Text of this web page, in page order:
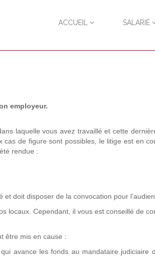
ACCUEIL SALARIÉ
employeur.
laquelle vous avez travaillé et cette
cas de figure sont possibles, le litige est en
rendue :
doit disposer de la convocation pour
locaux. Cependant, il vous est conseillé de
être mis en cause :
avance les fonds au mandataire judiciaire